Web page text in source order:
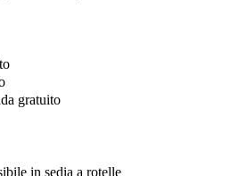
gratuito
in sedia a rotelle